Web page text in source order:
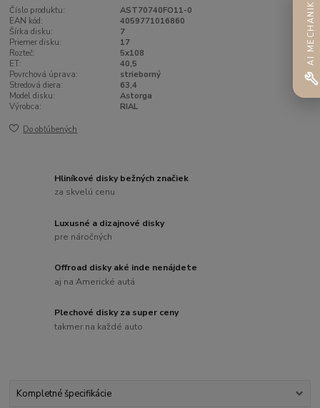
Číslo produktu:
AST70740FO11-0
EAN kód:
4059771016860
Šírka disku:
7
Priemer disku:
17
Rozteč:
5x108
ET:
40,5
Povrchová úprava:
strieborný
Stredová diera:
63,4
Model disku:
Astorga
Výrobca:
RIAL
Do obľúbených
Hliníkové disky bežných značiek
za skvelú cenu
Luxusné a dizajnové disky
pre náročných
Offroad disky aké inde nenájdete
aj na Americké autá
Plechové disky za super ceny
takmer na každé auto
Kompletné špecifikácie
AI MECHANIK